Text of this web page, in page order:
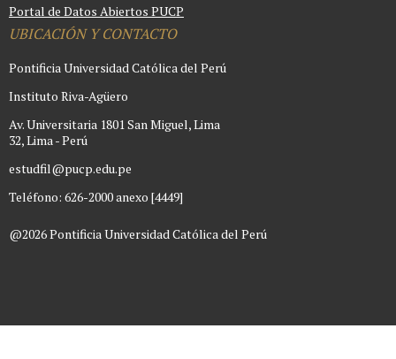
Portal de Datos Abiertos PUCP
UBICACIÓN Y CONTACTO
Pontificia Universidad Católica del Perú
Instituto Riva-Agüero
Av. Universitaria 1801 San Miguel, Lima
32, Lima - Perú
estudfil@pucp.edu.pe
Teléfono: 626-2000 anexo [4449]
@2026 Pontificia Universidad Católica del Perú